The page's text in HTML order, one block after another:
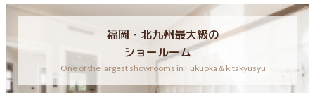
福岡・北九州最大級の
ショールーム
One of the largest showrooms in Fukuoka＆kitakyusyu